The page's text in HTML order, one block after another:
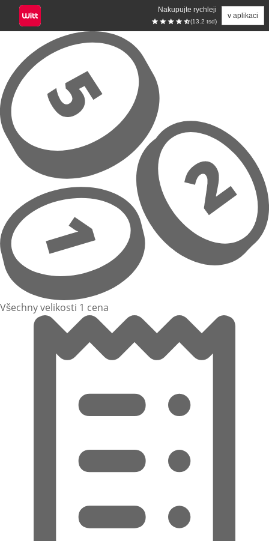
Nakupujte rychleji
(13.2 tsd)
v aplikaci
Přeskočit na hlavní obsah
Všechny velikosti 1 cena